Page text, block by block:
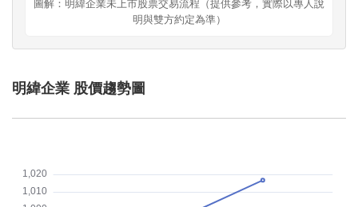
圖解：明緯企業未上市股票交易流程（提供參考，實際以專人說
明與雙方約定為準）
明緯企業 股價趨勢圖